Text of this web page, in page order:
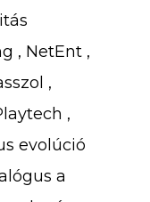
, NetEnt ,
,
,
evolúció
a